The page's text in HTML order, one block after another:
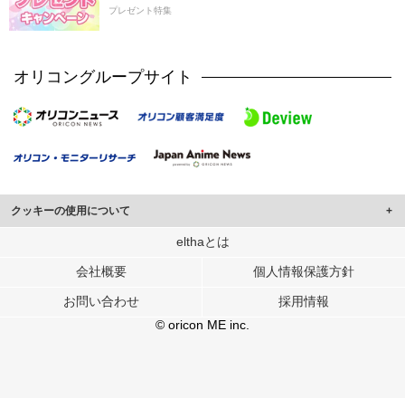
プレゼント特集
オリコングループサイト
クッキーの使用について
このサイトでは Cookie を使用して、ユーザーに合わせたコンテンツや広告の
行っています。
メディアや広告配信、データ解析の各パートナーに提供しています。
各パートナーは、この情報とユーザーが各パートナーに提供した他の情報や、
ユーザーが各パートナーのサービスを使用したときに収集した他の情報を組み
elthaとは
会社概要 個人情報保護方針
お問い合わせ
採用情報
© oricon ME inc.